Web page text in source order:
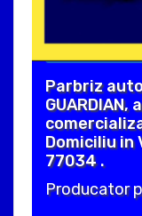
Parbriz
Domiciliu in
77034 .
Producator